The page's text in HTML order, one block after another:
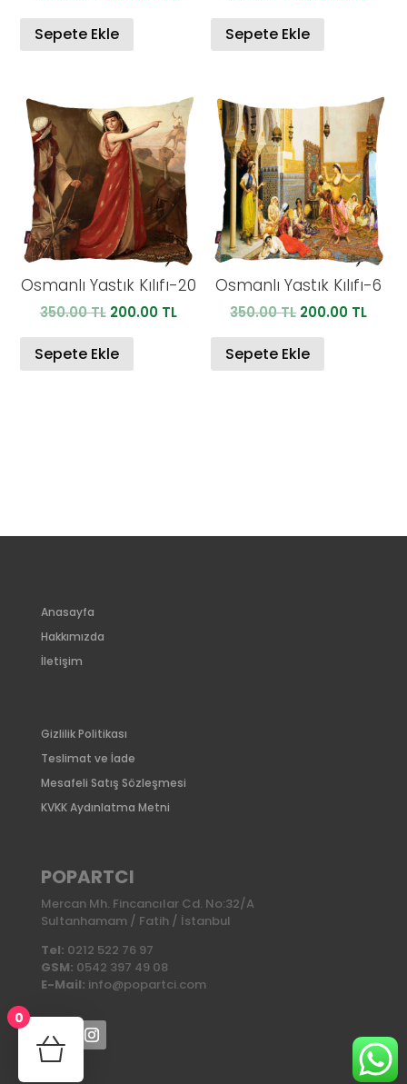
350.00 TL.
200.00 TL.
Sepete Ekle
350.00 TL.
Sepete Ekle
Osmanlı Yastık Kılıfı-20
350.00TL Orijinal
350.00 TL.
200.00 TLŞu
200.00 TL.
Sepete Ekle
Osmanlı Yastık Kılıfı-6
350.00TL Orijinal
350.00 TL.
200.00 TLŞu
Sepete Ekle
Anasayfa
Hakkımızda
İletişim
Gizlilik Politikası
Teslimat ve İade
Mesafeli Satış Sözleşmesi
KVKK Aydınlatma Metni
POPARTCI
Mercan Mh. Fincancılar Cd. No:32/A
Sultanhamam / Fatih / İstanbul
Tel: 0212 522 76 97
GSM: 0542 397 49 08
E-Mail: info@popartci.com
0